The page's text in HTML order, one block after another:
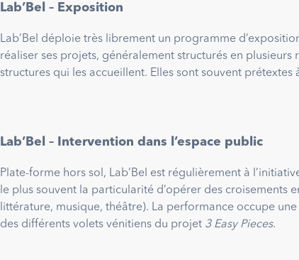
Lab’Bel – Exposition
Lab’Bel déploie très librement un programme
réaliser ses projets, généralement structurés en
structures qui les accueillent. Elles sont souvent
Lab’Bel – Intervention dans l’espace public
Plate-forme hors sol, Lab’Bel est régulièrement à
le plus souvent la particularité d’opérer des croisements
littérature, musique, théâtre). La performance occupe
des différents volets vénitiens du projet 3 Easy Pieces.